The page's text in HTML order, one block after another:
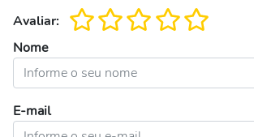
Avaliar:
Nome
E-mail